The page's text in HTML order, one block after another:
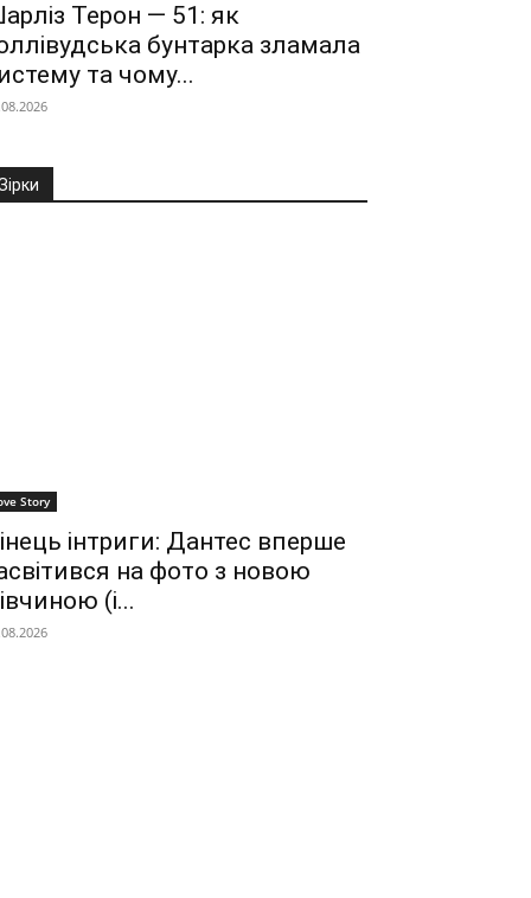
Терон — 51: як
бунтарка зламала
та чому...
Story
інтриги: Дантес вперше
на фото з новою
(і...